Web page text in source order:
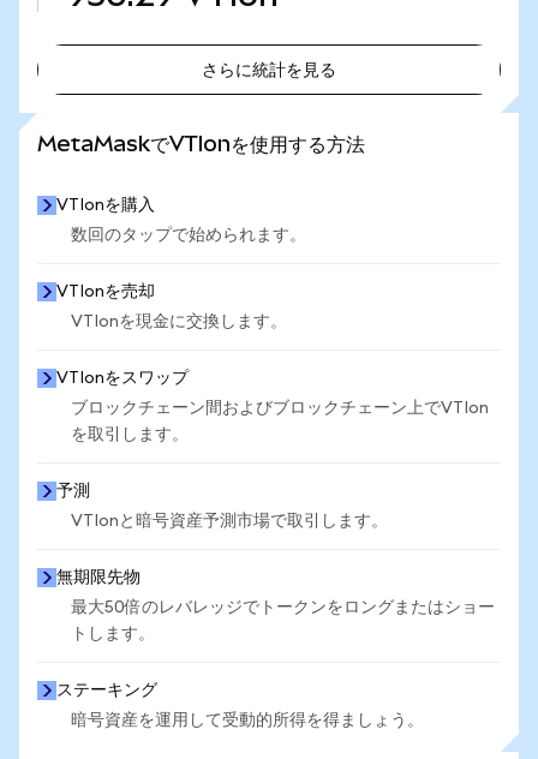
さらに統計を見る
MetaMaskでVTIonを使用する方法
VTIonを購入
数回のタップで始められます。
VTIonを売却
VTIonを現金に交換します。
VTIonをスワップ
ブロックチェーン間およびブロックチェーン上でVTIon
を取引します。
予測
VTIonと暗号資産予測市場で取引します。
無期限先物
最大50倍のレバレッジでトークンをロングまたはショー
トします。
ステーキング
暗号資産を運用して受動的所得を得ましょう。